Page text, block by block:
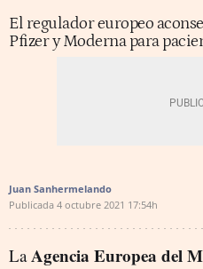
El regulador europeo
Pfizer y Moderna para
Juan Sanhermelando
Publicada 4 octubre 2021 17:54h
LaAgencia Europea del